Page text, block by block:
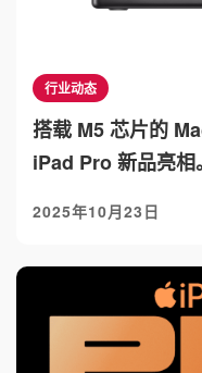
行业动态
搭载 M5 芯⽚的
iPad Pro 新品亮相。
2025年10月23日